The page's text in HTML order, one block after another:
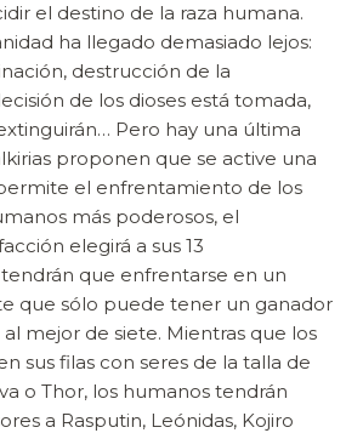
el destino de la raza humana.
ha llegado demasiado lejos:
destrucción de la
de los dioses está tomada,
Pero hay una última
proponen que se active una
el enfrentamiento de los
más poderosos, el
elegirá a sus 13
que enfrentarse en un
que sólo puede tener un ganador
mejor de siete. Mientras que los
sus filas con seres de la talla de
o Thor, los humanos tendrán
a Rasputin, Leónidas, Kojiro